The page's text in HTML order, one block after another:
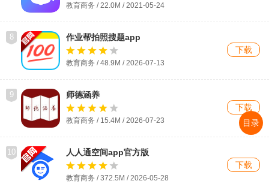
教育商务 / 22.0M / 2021-05-24
8 作业帮拍照搜题app
教育商务 / 48.9M / 2026-07-13
下载
9 师德涵养
教育商务 / 15.4M / 2026-07-23
下载
10 人人通空间app官方版
教育商务 / 372.5M / 2026-05-28
下载
目录